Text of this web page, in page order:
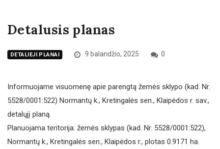
Detalusis planas
DETALIEJI PLANAI 9 balandžio, 2025 0
Informuojame visuomenę apie parengtą žemės sklypo (kad. Nr.
5528/0001:522) Normantų k., Kretingalės sen., Klaipėdos r. sav.,
detalųjį planą.
Planuojama teritorija: žemės sklypas (kad. Nr. 5528/0001:522),
Normantų k., Kretingalės sen., Klaipėdos r., plotas 0.9171 ha.